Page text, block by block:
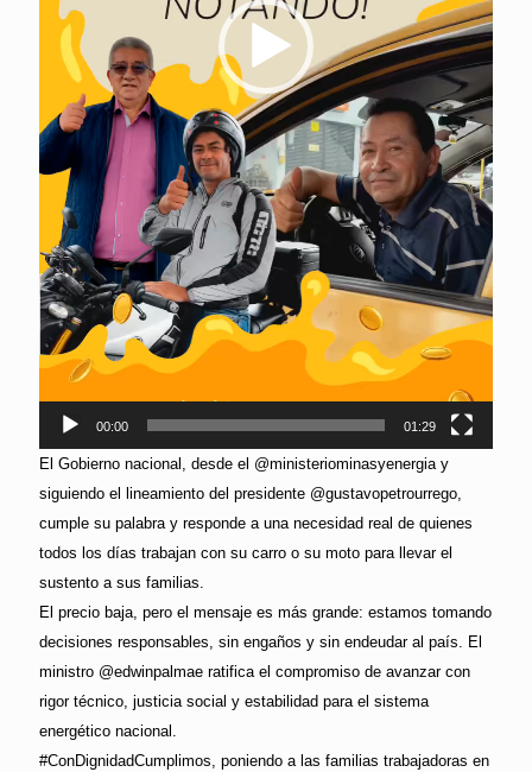
00:00 01:29
El Gobierno nacional, desde el @ministeriominasyenergia y
siguiendo el lineamiento del presidente @gustavopetrourrego,
cumple su palabra y responde a una necesidad real de quienes
todos los días trabajan con su carro o su moto para llevar el
sustento a sus familias.
El precio baja, pero el mensaje es más grande: estamos tomando
decisiones responsables, sin engaños y sin endeudar al país. El
ministro @edwinpalmae ratifica el compromiso de avanzar con
rigor técnico, justicia social y estabilidad para el sistema
energético nacional.
#ConDignidadCumplimos, poniendo a las familias trabajadoras en